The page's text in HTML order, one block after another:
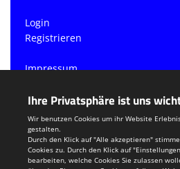
Login
Registrieren
Impressum
Teamsports 2
Dein Sportverein online